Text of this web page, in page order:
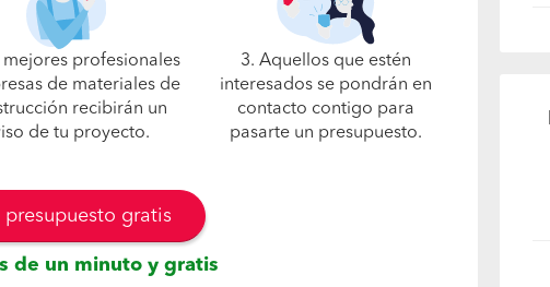
mejores profesionales
de materiales de
recibirán un
de tu proyecto.
3. Aquellos que estén
interesados se pondrán en
contacto contigo para
pasarte un presupuesto.
presupuesto gratis
de un minuto y gratis